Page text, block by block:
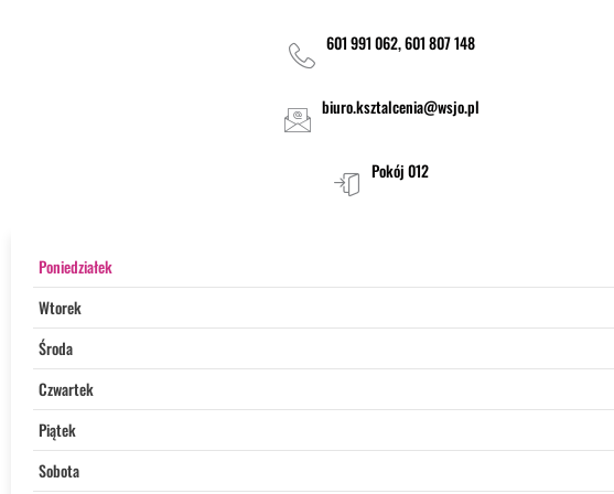
601 991 062, 601 807 148
biuro.ksztalcenia@wsjo.pl
Pokój 012
Poniedziałek
Wtorek
Środa
Czwartek
Piątek
Sobota